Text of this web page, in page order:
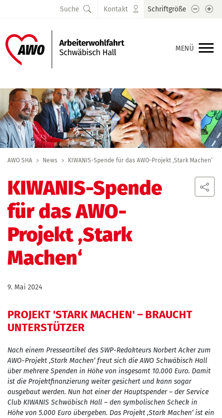
MENÜ
Suche Kontakt Schriftgröße Schrift
AWO SHA News KIWANIS-Spende für das AWO-Projekt ‚Stark Machen‘
KIWANIS-Spende
für das AWO-
Projekt ‚Stark
Machen‘
9. Mai 2024
PROJEKT 'STARK MACHEN' – BRAUCHT
UNTERSTÜTZER
Nach einem Presseartikel des SWP-Redakteurs Norbert Acker zum
AWO-Projekt ‚Stark Machen‘ freut sich die AWO Schwäbisch Hall
über mehrere Spenden in Höhe von insgesamt 10.000 Euro. Damit
ist die Projektfinanzierung weiter gesichert und kann sogar
ausgebaut werden. Nun hat einer der Hauptspender – der Service
Club KIWANIS Schwäbisch Hall – den symbolischen Scheck in
Höhe von 5.000 Euro übergeben. Das Projekt ‚Stark Machen‘ ist ein